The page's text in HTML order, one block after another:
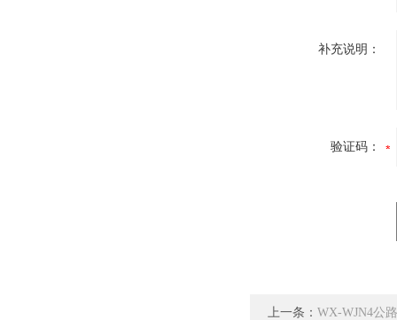
补充说明：
验证码：
上一条： WX-WJN4公